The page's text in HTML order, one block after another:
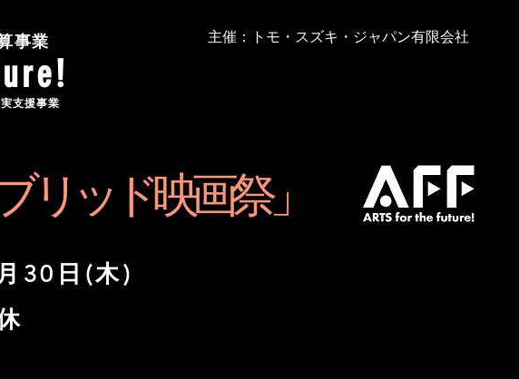
主催：トモ・スズキ・ジャパン有限会社
事業
支援事業
リッド映画祭」
30日(木)